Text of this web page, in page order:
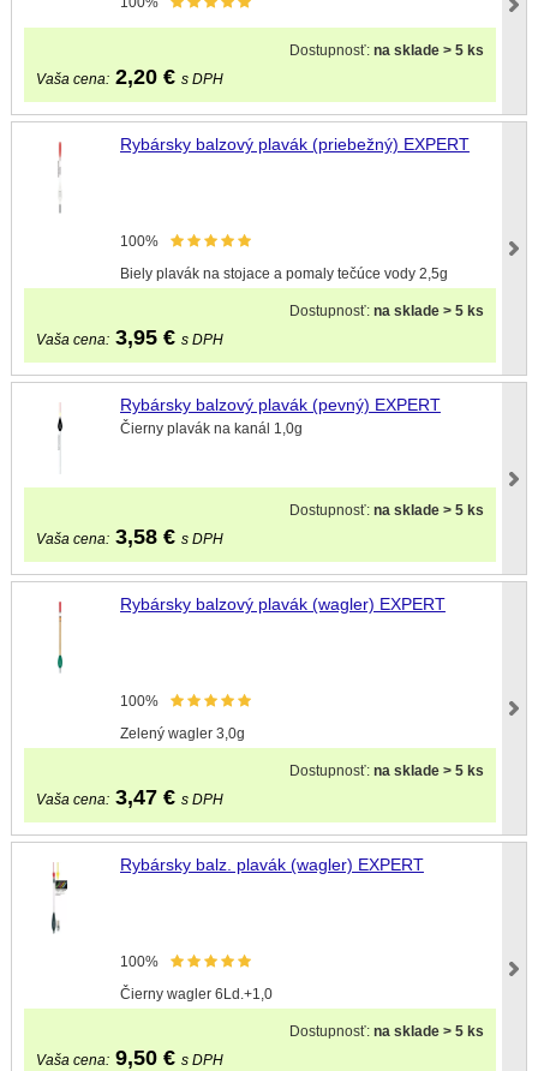
Dostupnosť:na sklade > 5 ks
Vaša cena: 2,20 € s DPH
Rybársky balzový plavák (priebežný) EXPERT
100%
Biely plavák na stojace a pomaly tečúce vody 2,5g
Dostupnosť:na sklade > 5 ks
Vaša cena: 3,95 € s DPH
Rybársky balzový plavák (pevný) EXPERT
Čierny plavák na kanál 1,0g
Dostupnosť:na sklade > 5 ks
Vaša cena: 3,58 € s DPH
Rybársky balzový plavák (wagler) EXPERT
100%
Zelený wagler 3,0g
Dostupnosť:na sklade > 5 ks
Vaša cena: 3,47 € s DPH
Rybársky balz. plavák (wagler) EXPERT
100%
Čierny wagler 6Ld.+1,0
Dostupnosť:na sklade > 5 ks
Vaša cena: 9,50 € s DPH